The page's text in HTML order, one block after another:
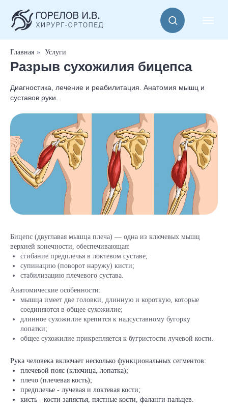
Главная » Услуги
Разрыв сухожилия бицепса
Диагностика, лечение и реабилитация. Анатомия мышц и
суставов руки.
Бицепс (двуглавая мышца плеча) — одна из ключевых мышц
верхней конечности, обеспечивающая:
сгибание предплечья в локтевом суставе;
супинацию (поворот наружу) кисти;
стабилизацию плечевого сустава.
Анатомические особенности:
мышца имеет две головки, длинную и короткую, которые
соединяются в общее сухожилие;
длинное сухожилие крепится к надсуставному бугорку
лопатки;
общее сухожилие прикрепляется к бугристости лучевой кости.
Рука человека включает несколько функциональных сегментов:
плечевой пояс (ключица, лопатка);
плечо (плечевая кость);
предплечье - лучевая и локтевая кости;
кисть - кости запястья, пястные кости, фаланги пальцев.